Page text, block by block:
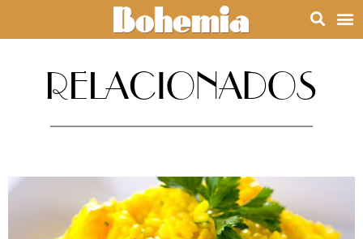
RELACIONADOS